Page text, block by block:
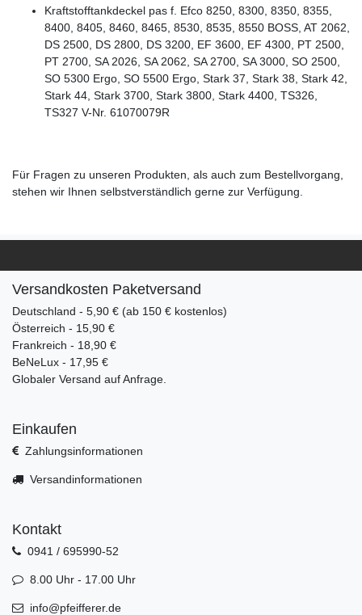
Kraftstofftankdeckel pas f. Efco 8250, 8300, 8350, 8355,
8400, 8405, 8460, 8465, 8530, 8535, 8550 BOSS, AT 2062,
DS 2500, DS 2800, DS 3200, EF 3600, EF 4300, PT 2500,
PT 2700, SA 2026, SA 2062, SA 2700, SA 3000, SO 2500,
SO 5300 Ergo, SO 5500 Ergo, Stark 37, Stark 38, Stark 42,
Stark 44, Stark 3700, Stark 3800, Stark 4400, TS326,
TS327 V-Nr. 61070079R
Für Fragen zu unseren Produkten, als auch zum Bestellvorgang,
stehen wir Ihnen selbstverständlich gerne zur Verfügung.
Versandkosten Paketversand
Deutschland - 5,90 € (ab 150 € kostenlos)
Österreich - 15,90 €
Frankreich - 18,90 €
BeNeLux - 17,95 €
Globaler Versand auf Anfrage.
Einkaufen
Zahlungsinformationen
Versandinformationen
Kontakt
0941 / 695990-52
8.00 Uhr - 17.00 Uhr
info@pfeifferer.de